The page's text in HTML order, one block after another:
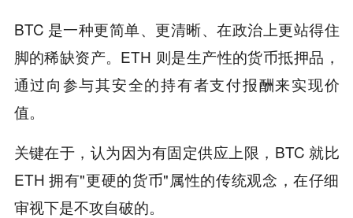
BTC 是一种更简单、更清晰、在政治上更站得住
脚的稀缺资产。ETH 则是生产性的货币抵押品，
通过向参与其安全的持有者支付报酬来实现价
值。
关键在于，认为因为有固定供应上限，BTC 就比
ETH 拥有"更硬的货币"属性的传统观念，在仔细
审视下是不攻自破的。